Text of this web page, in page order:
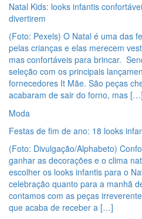
Natal Kids: looks infantis
divertirem
(Foto: Pexels) O Natal é uma das
pelas crianças e elas merecem
mas confortáveis para brincar.
seleção com os principais
fornecedores It Mãe. São peças
acabaram de sair do forno, mas […]
Moda
Festas de fim de ano: 18 looks
(Foto: Divulgação/Alphabeto)
ganhar as decorações e o clima
escolher os looks infantis para o
celebração quanto para a manhã
contamos com as peças
que acaba de receber a […]